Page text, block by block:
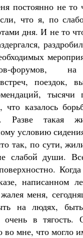
постоянно не
что я, по
дня. И не то
форумов,
поездок,
тысячи
казалось
Разве такая
условию
так, по сути,
слабой души.
написанном
меня,
на людях,
очень в
во мне, что могло